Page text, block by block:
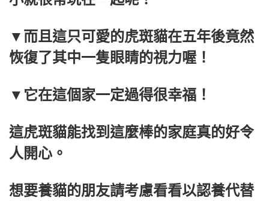
▼而且這只可愛的虎斑貓在五年後竟然
恢復了其中一隻眼睛的視力喔！
▼它在這個家一定過得很幸福！
這虎斑貓能找到這麼棒的家庭真的好令
人開心。
想要養貓的朋友請考慮看看以認養代替